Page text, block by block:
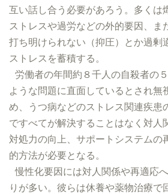
互い話し合う必要があろう。多くは
ストレスや過労などの外的要因、ま
打ち明けられない（抑圧）とか過剰
ストレスを蓄積する。
労働者の年間約８千人の自殺者の
ような問題に直面しているとされ無
め、うつ病などのストレス関連疾患
ですべてが解決することはなく対人
対処力の向上、サポートシステムの
的方法が必要となる。
慢性化要因には対人関係や再適応
りが多い。彼らは休養や薬物治療で